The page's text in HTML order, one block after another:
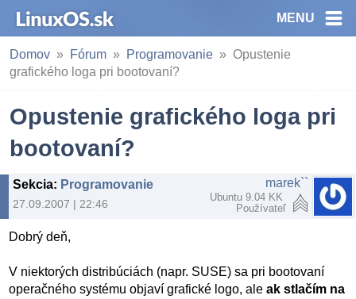
MENU
Domov Fórum Programovanie
Opustenie
grafického loga pri bootovaní?
Opustenie grafického loga pri
bootovaní?
Sekcia: Programovanie
27.09.2007 | 22:46
marek``
Ubuntu 9.04 KK
Používateľ
Dobrý deň,
V niektorých distribúciách (napr. SUSE) sa pri bootovaní
operačného systému objaví grafické logo, aleak stlačím na